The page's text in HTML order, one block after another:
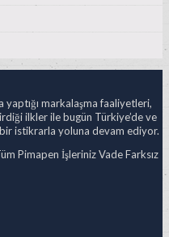
markalaşma faaliyetleri,
ilkler ile bugün Türkiye’de ve
istikrarla yoluna devam ediyor.
Pimapen İşleriniz Vade Farksız